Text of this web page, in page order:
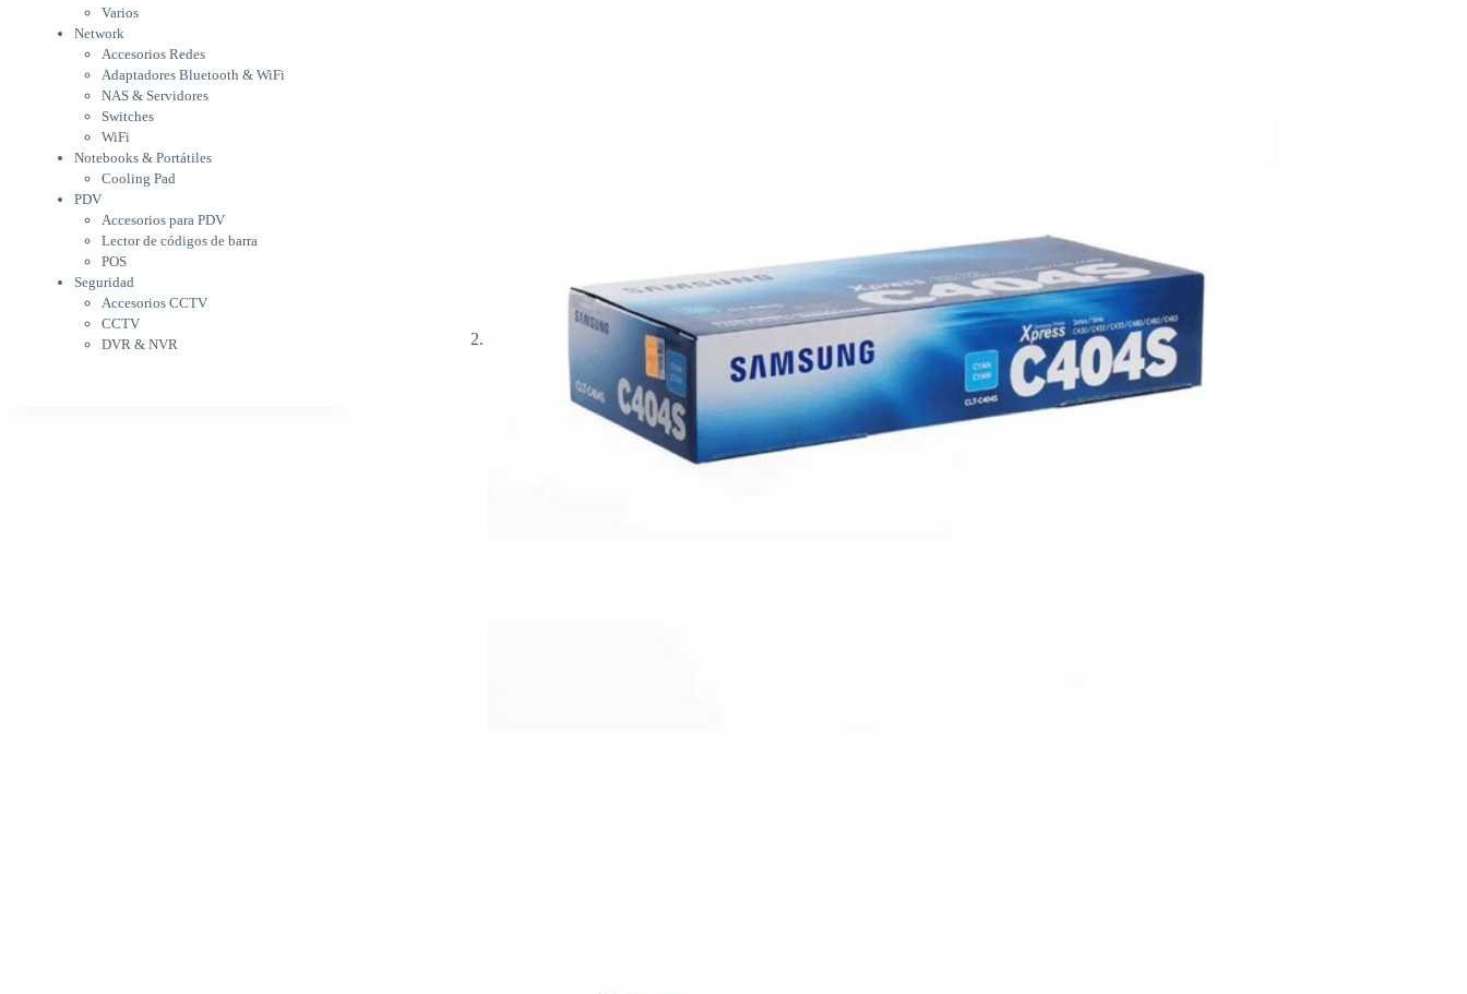
WiFi
NAS & Servidores
Switches
WiFi
Notebooks & Portátiles
Cargador para notebook
Cooling Pad
PDV
Accesorios para PDV
POS
Seguridad
Accesorios CCTV
CCTV
DVR & NVR
Sin categorizar
Varios
Network
Accesorios Redes
Adaptadores Bluetooth & WiFi
NAS & Servidores
Switches
WiFi
Notebooks & Portátiles
Cooling Pad
PDV
Accesorios para PDV
Lector de códigos de barra
POS
Seguridad
Accesorios CCTV
CCTV
DVR & NVR